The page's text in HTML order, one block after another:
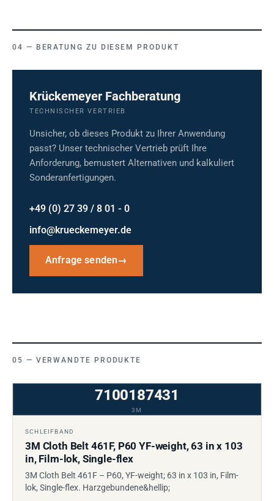
BERATUNG ZU DIESEM PRODUKT
Krückemeyer Fachberatung
TECHNISCHER VERTRIEB
Unsicher, ob dieses Produkt zu Ihrer Anwendung
passt? Unser technischer Vertrieb prüft Ihre
Anforderung, bemustert Alternativen und kalkuliert
Sonderanfertigungen.
+49 (0) 27 39 / 8 01 - 0
info@krueckemeyer.de
Anfrage senden→
VERWANDTE PRODUKTE
7100187431
3M
SCHLEIFBAND
3M Cloth Belt 461F, P60 YF-weight, 63 in x 103
in, Film-lok, Single-flex
3M Cloth Belt 461F – P60, YF-weight; 63 in x 103 in, Film-
lok, Single-flex. Harzgebundene&hellip;